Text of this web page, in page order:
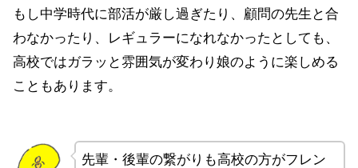
もし中学時代に部活が厳し過ぎたり、顧問の先生と合
わなかったり、レギュラーになれなかったとしても、
高校ではガラッと雰囲気が変わり娘のように楽しめる
こともあります。
先輩・後輩の繋がりも高校の方がフレン